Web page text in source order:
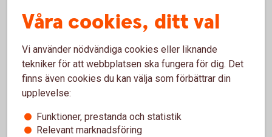
klocka?
Vart vänder jag mig vid problem?
Vill du veta mer om Swatch
Våra cookies, ditt val
Vi använder nödvändiga cookies eller liknande
tekniker för att webbplatsen ska fungera för dig. Det
finns även cookies du kan välja som förbättrar din
upplevelse:
Funktioner, prestanda och statistik
Relevant marknadsföring